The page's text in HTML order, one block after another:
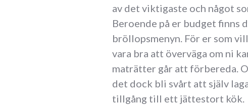
av det viktigaste och något
Beroende på er budget finns
bröllopsmenyn. För er som
vara bra att överväga om ni
maträtter går att förbereda.
det dock bli svårt att själv
tillgång till ett jättestort kök.